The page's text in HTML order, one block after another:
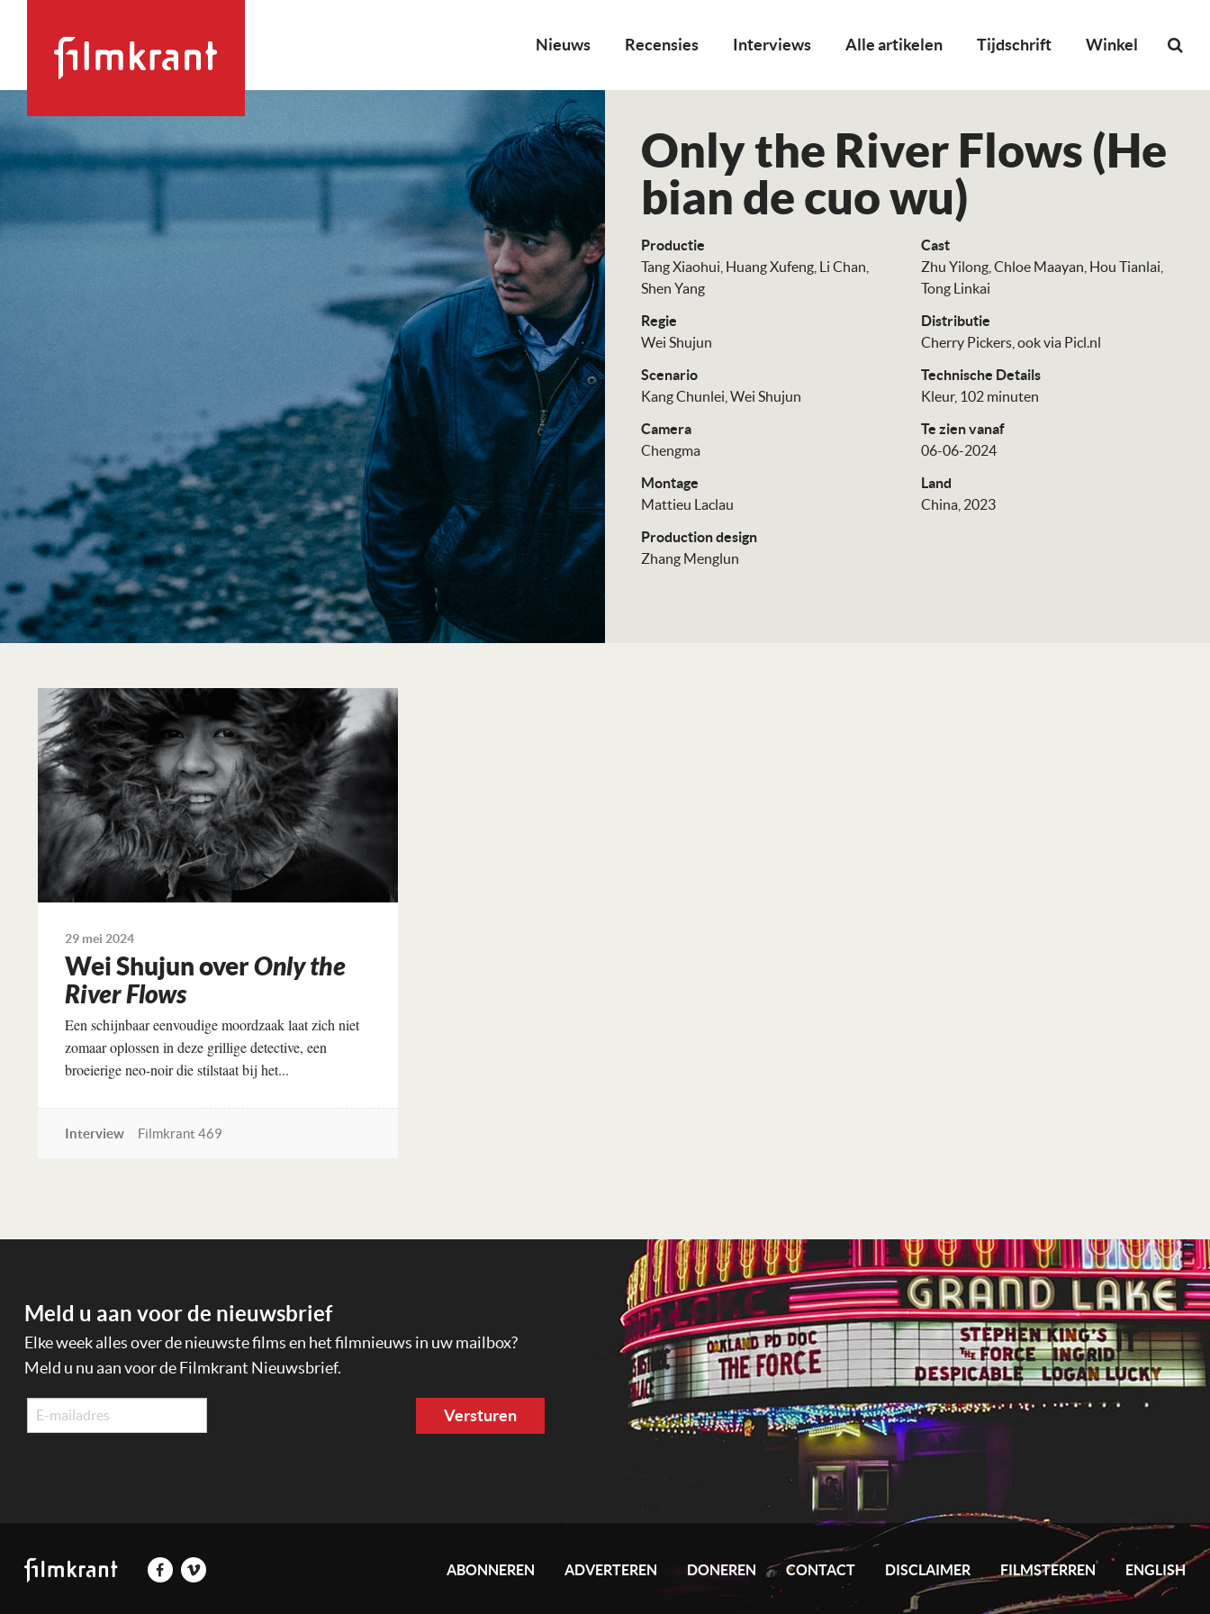
Nieuws Recensies Interviews Alle artikelen Tijdschrift Winkel
Only the River Flows (He
bian de cuo wu)
Productie
Tang Xiaohui Huang Xufeng Li Chan
Shen Yang
Regie
Wei Shujun
Scenario
Kang Chunlei Wei Shujun
Camera
Chengma
Montage
Mattieu Laclau
Production design
Zhang Menglun
Cast
Zhu Yilong Chloe Maayan Hou Tianlai
Tong Linkai
Distributie
Cherry Pickers ook via Picl.nl
Technische Details
Kleur, 102 minuten
Te zien vanaf
06-06-2024
Land
China, 2023
29 mei 2024
Wei Shujun overOnly the
River Flows
Een schijnbaar eenvoudige moordzaak laat zich niet
zomaar oplossen in deze grillige detective, een
broeierige neo-noir die stilstaat bij het...
Interview Filmkrant 469
Meld u aan voor de nieuwsbrief
Elke week alles over de nieuwste films en het filmnieuws in uw mailbox?
Meld u nu aan voor de Filmkrant Nieuwsbrief.
ABONNEREN ADVERTEREN DONEREN CONTACT DISCLAIMER FILMSTERREN ENGLISH